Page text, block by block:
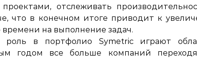
отслеживать
что в конечном итоге приводит к
на выполнение задач.
роль в портфолио Symetric играют
годом все больше компаний